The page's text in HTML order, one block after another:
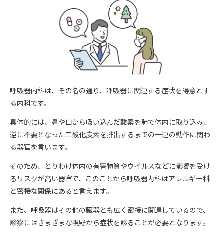
呼吸器内科は、その名の通り、呼吸器に関連する症状を得意とす
る内科です。
具体的には、鼻や口から吸い込んだ酸素を肺で体内に取り込み、
逆に不要となった二酸化炭素を排出するまでの一連の動作に関わ
る器官を言います。
そのため、とりわけ体内の有害物質やウイルスなどに影響を受け
るリスクが高い器官で、このことから呼吸器内科はアレルギー科
と密接な関係にあると言えます。
また、呼吸器はその他の臓器とも広く密接に関連しているので、
診察にはさまざまな視野から症状を診ることが必要となります。